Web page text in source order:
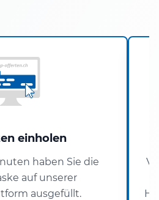
einholen
haben Sie die
auf unserer
ausgefüllt.